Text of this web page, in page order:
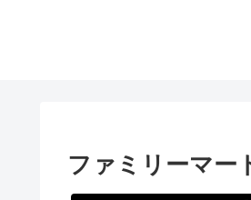
ファミリーマー